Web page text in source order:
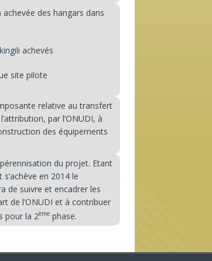
des hangars dans
achevés
site pilote
relative au transfert
par l’ONUDI, à
des équipements
du projet. Etant
en 2014 le
de suivre et encadrer les
de l’ONUDI et à contribuer
pour la 2èmephase.